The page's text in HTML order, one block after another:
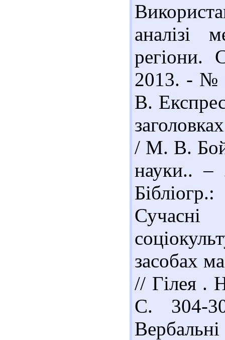
аналізі
регіони.
2013. - №
В.
/ М. В.
науки..
засобах
// Гілея .
С. 304-